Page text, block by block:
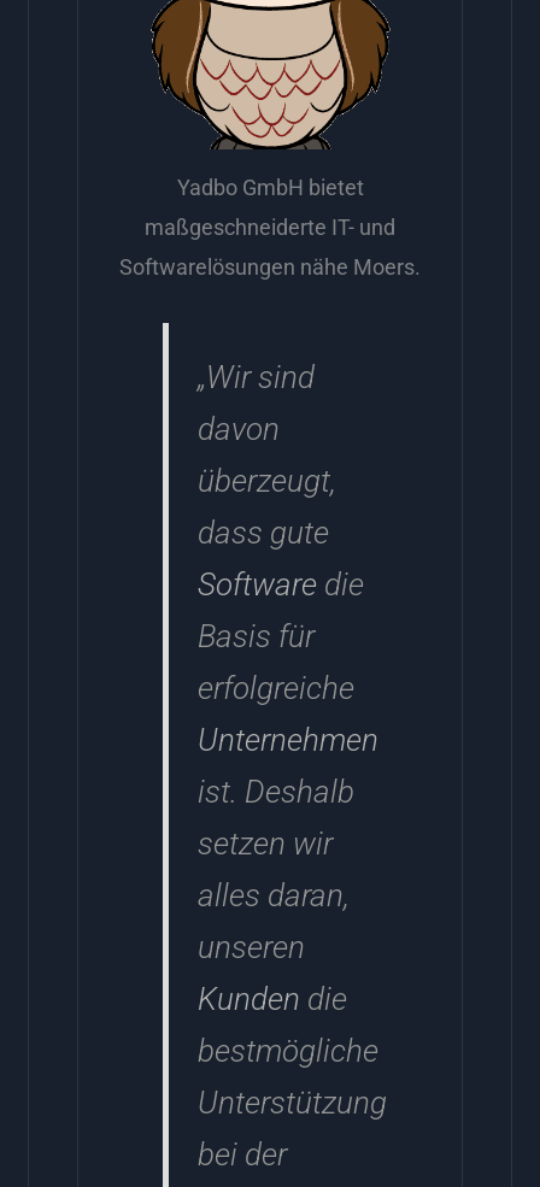
Yadbo GmbH bietet
maßgeschneiderte IT- und
Softwarelösungen nähe Moers.
„Wir sind
davon
überzeugt,
dass gute
Software die
Basis für
erfolgreiche
Unternehmen
ist. Deshalb
setzen wir
alles daran,
unseren
Kunden die
bestmögliche
Unterstützung
bei der